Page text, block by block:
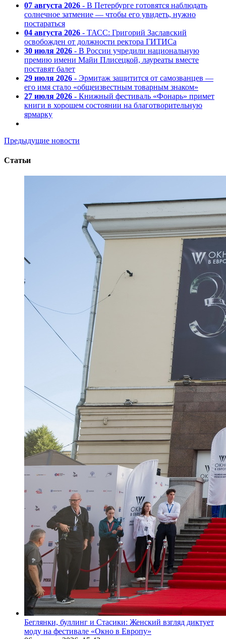
07 августа 2026 - В Петербурге готовятся наблюдать
солнечное затмение — чтобы его увидеть, нужно
постараться
04 августа 2026 - ТАСС: Григорий Заславский
освобожден от должности ректора ГИТИСа
30 июля 2026 - В России учредили национальную
премию имени Майи Плисецкой, лауреаты вместе
поставят балет
29 июля 2026 - Эрмитаж защитится от самозванцев —
его имя стало «общеизвестным товарным знаком»
27 июля 2026 - Книжный фестиваль «Фонарь» примет
книги в хорошем состоянии на благотворительную
ярмарку
Предыдущие новости
Статьи
Беглянки, буллинг и Стасики: Женский взгляд диктует
моду на фестивале «Окно в Европу»